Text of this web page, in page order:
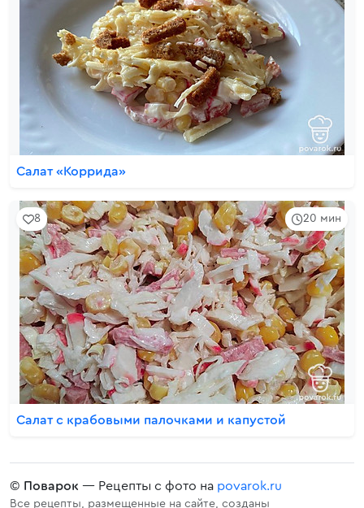
Салат «Коррида»
20 мин
8
Салат с крабовыми палочками и капустой
© Поварок — Рецепты с фото на povarok.ru
Все рецепты, размещенные на сайте, созданы